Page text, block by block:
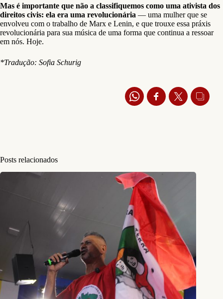
Mas é importante que não a classifiquemos como uma ativista dos
direitos civis: ela era uma revolucionária — uma mulher que se
envolveu com o trabalho de Marx e Lenin, e que trouxe essa práxis
revolucionária para sua música de uma forma que continua a ressoar
em nós. Hoje.
*Tradução: Sofia Schurig
Posts relacionados